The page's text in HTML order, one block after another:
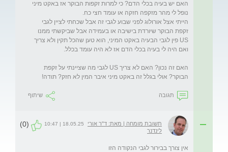
האם יש בעיה בכלי הדם? כי למרות זקפות הבוקר אז באקט מיני
הייתי אצל אורולוג לפני שבוע לגבי זה אבל שכחתי לציין לגבי
זקפת הבוקר שיורדת בישיבה או בעמידה אבל שביקשתי ממנו
US פין לגבי הבעיה באקט המיני, הוא טען שהכל תקין ולא צריך
האם זה נכון? האם לא צריך US לגבי מה שציינתי על זקפת
הבוקר? אולי בגלל זה באקט מיני איבר המין לא חזק? תודה!
תגובה שיתוף
תשובת מומחה | מאת: ד"ר אורי
לינדנר
18.05.25 | 10:47
(0)
אין צורך בבירור לגבי הנקודה הזו